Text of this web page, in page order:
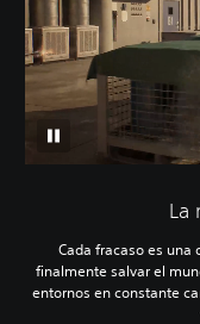
La
Cada fracaso es una
finalmente salvar el
entornos en constante